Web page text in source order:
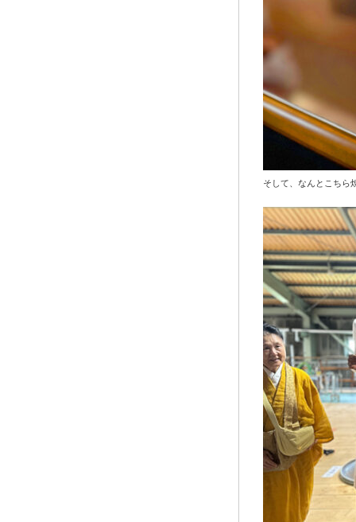
そして、なんとこちら